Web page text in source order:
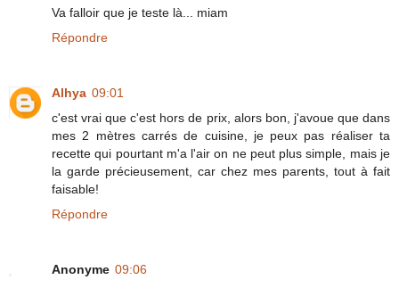
Va falloir que je teste là... miam
Répondre
Alhya 09:01
c'est vrai que c'est hors de prix, alors bon, j'avoue que dans
mes 2 mètres carrés de cuisine, je peux pas réaliser ta
recette qui pourtant m'a l'air on ne peut plus simple, mais je
la garde précieusement, car chez mes parents, tout à fait
faisable!
Répondre
Anonyme 09:06